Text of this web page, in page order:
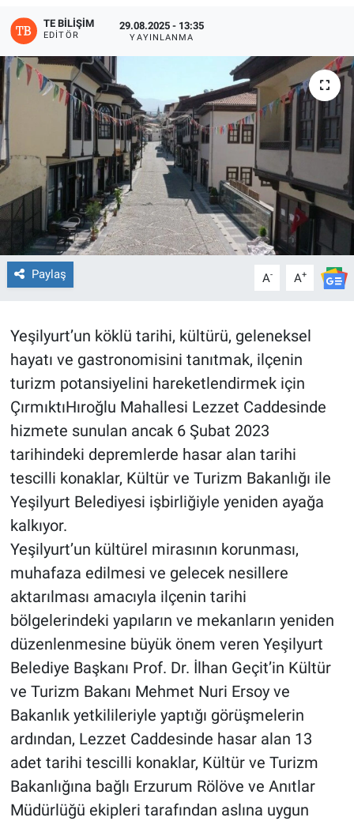
TE BILIŞIM
EDITÖR
29.08.2025 - 13:35
YAYINLANMA
Paylaş A- A+
Yeşilyurt’un köklü tarihi, kültürü, geleneksel
hayatı ve gastronomisini tanıtmak, ilçenin
turizm potansiyelini hareketlendirmek için
ÇırmıktıHıroğlu Mahallesi Lezzet Caddesinde
hizmete sunulan ancak 6 Şubat 2023
tarihindeki depremlerde hasar alan tarihi
tescilli konaklar, Kültür ve Turizm Bakanlığı ile
Yeşilyurt Belediyesi işbirliğiyle yeniden ayağa
kalkıyor.
Yeşilyurt’un kültürel mirasının korunması,
muhafaza edilmesi ve gelecek nesillere
aktarılması amacıyla ilçenin tarihi
bölgelerindeki yapıların ve mekanların yeniden
düzenlenmesine büyük önem veren Yeşilyurt
Belediye Başkanı Prof. Dr. İlhan Geçit’in Kültür
ve Turizm Bakanı Mehmet Nuri Ersoy ve
Bakanlık yetkilileriyle yaptığı görüşmelerin
ardından, Lezzet Caddesinde hasar alan 13
adet tarihi tescilli konaklar, Kültür ve Turizm
Bakanlığına bağlı Erzurum Rölöve ve Anıtlar
Müdürlüğü ekipleri tarafından aslına uygun